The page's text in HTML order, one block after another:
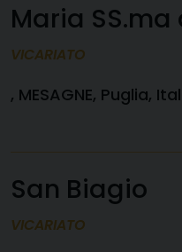
Maria
VICARIATO
, MESAGNE, Puglia,
San Biagio
VICARIATO